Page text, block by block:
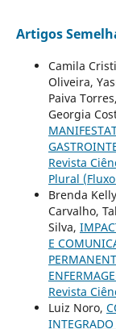
Artigos
Camila
Oliveira,
Paiva
Georgia
Revista
Plural
Brenda
Carvalho,
Silva,
E
Revista
Luiz Noro,